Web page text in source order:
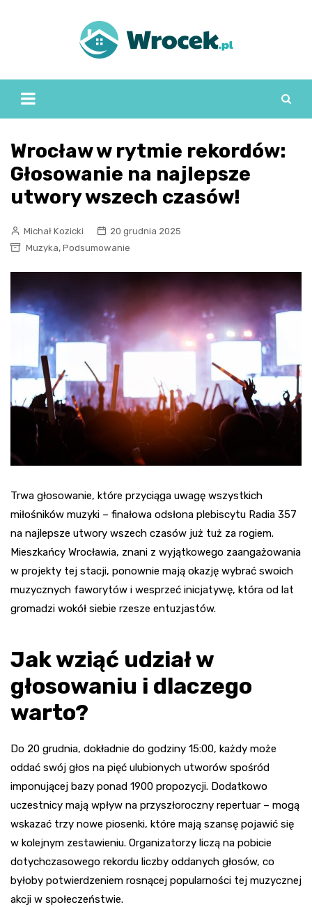
Wrocław w rytmie rekordów:
Głosowanie na najlepsze
utwory wszech czasów!
Michał Kozicki
20 grudnia 2025
Muzyka, Podsumowanie
Trwa głosowanie, które przyciąga uwagę wszystkich
miłośników muzyki – finałowa odsłona plebiscytu Radia 357
na najlepsze utwory wszech czasów już tuż za rogiem.
Mieszkańcy Wrocławia, znani z wyjątkowego zaangażowania
w projekty tej stacji, ponownie mają okazję wybrać swoich
muzycznych faworytów i wesprzeć inicjatywę, która od lat
gromadzi wokół siebie rzesze entuzjastów.
Jak wziąć udział w
głosowaniu i dlaczego
warto?
Do 20 grudnia, dokładnie do godziny 15:00, każdy może
oddać swój głos na pięć ulubionych utworów spośród
imponującej bazy ponad 1900 propozycji. Dodatkowo
uczestnicy mają wpływ na przyszłoroczny repertuar – mogą
wskazać trzy nowe piosenki, które mają szansę pojawić się
w kolejnym zestawieniu. Organizatorzy liczą na pobicie
dotychczasowego rekordu liczby oddanych głosów, co
byłoby potwierdzeniem rosnącej popularności tej muzycznej
akcji w społeczeństwie.